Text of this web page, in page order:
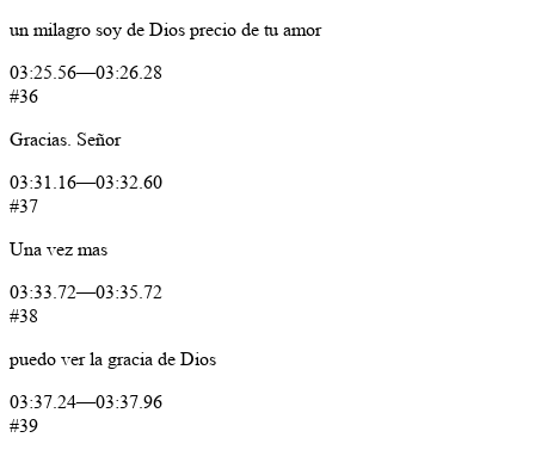
un milagro soy de Dios precio de tu amor
03:25.56—03:26.28
#36
Gracias. Señor
03:31.16—03:32.60
#37
Una vez mas
03:33.72—03:35.72
#38
puedo ver la gracia de Dios
03:37.24—03:37.96
#39